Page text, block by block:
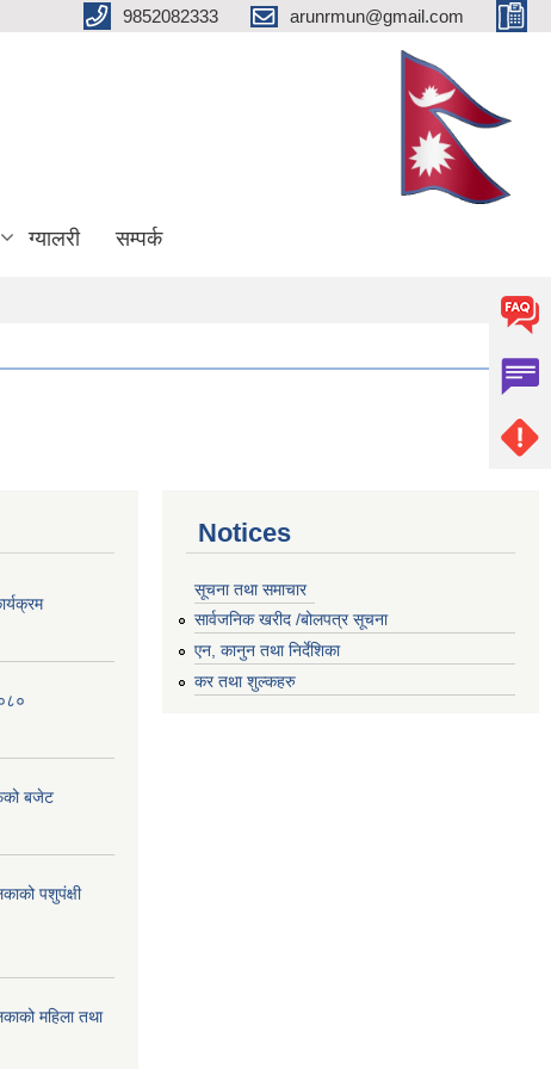
9852082333 arunrmun@gmail.com
ग्यालरी सम्पर्क
बजेट
पशुपंक्षी
महिला तथा
Notices
सूचना तथा समाचार
सार्वजनिक खरीद /बोलपत्र सूचना
एन, कानुन तथा निर्देशिका
कर तथा शुल्कहरु